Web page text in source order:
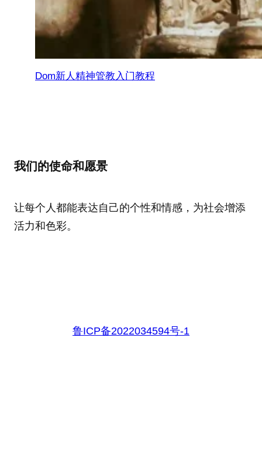
Dom新人精神管教入门教程
我们的使命和愿景
让每个人都能表达自己的个性和情感，为社会增添
活力和色彩。
鲁ICP备2022034594号-1